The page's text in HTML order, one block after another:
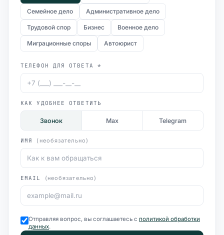
Семейное дело Административное дело
Трудовой спор Бизнес Военное дело
Миграционные споры Автоюрист
ТЕЛЕФОН ДЛЯ ОТВЕТА *
КАК УДОБНЕЕ ОТВЕТИТЬ
Звонок Max Telegram
ИМЯ (необязательно)
EMAIL (необязательно)
Отправляя вопрос, вы соглашаетесь с политикой обработки
данных.